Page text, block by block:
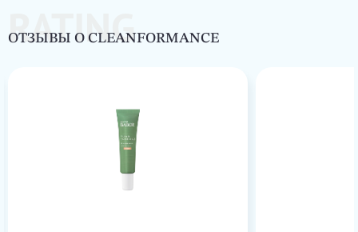
RATING
ОТЗЫВЫ О CLEANFORMANCE